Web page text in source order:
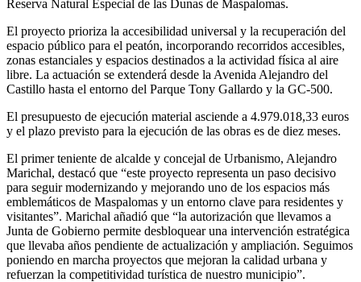
Reserva Natural Especial de las Dunas de Maspalomas.
El proyecto prioriza la accesibilidad universal y la recuperación del
espacio público para el peatón, incorporando recorridos accesibles,
zonas estanciales y espacios destinados a la actividad física al aire
libre. La actuación se extenderá desde la Avenida Alejandro del
Castillo hasta el entorno del Parque Tony Gallardo y la GC-500.
El presupuesto de ejecución material asciende a 4.979.018,33 euros
y el plazo previsto para la ejecución de las obras es de diez meses.
El primer teniente de alcalde y concejal de Urbanismo, Alejandro
Marichal, destacó que “este proyecto representa un paso decisivo
para seguir modernizando y mejorando uno de los espacios más
emblemáticos de Maspalomas y un entorno clave para residentes y
visitantes”. Marichal añadió que “la autorización que llevamos a
Junta de Gobierno permite desbloquear una intervención estratégica
que llevaba años pendiente de actualización y ampliación. Seguimos
poniendo en marcha proyectos que mejoran la calidad urbana y
refuerzan la competitividad turística de nuestro municipio”.